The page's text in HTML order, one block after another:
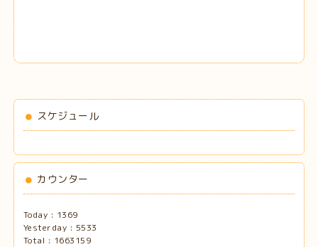
スケジュール
カウンター
Today : 1369
Yesterday : 5533
Total : 1663159